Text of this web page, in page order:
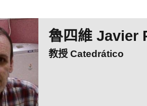
魯四維 Javier
教授 Catedrático